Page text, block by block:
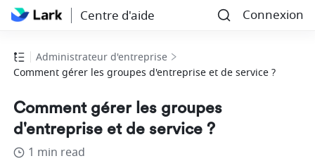
Centre d'aide Connexion
Administrateur d'entreprise
Comment gérer les groupes d'entreprise et de service ?
Comment gérer les groupes
d'entreprise et de service ?
1 min read